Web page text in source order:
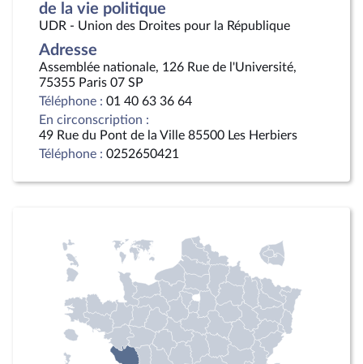
de la vie politique
UDR - Union des Droites pour la République
Adresse
Assemblée nationale, 126 Rue de l'Université,
75355 Paris 07 SP
Téléphone : 01 40 63 36 64
En circonscription :
49 Rue du Pont de la Ville 85500 Les Herbiers
Téléphone : 0252650421